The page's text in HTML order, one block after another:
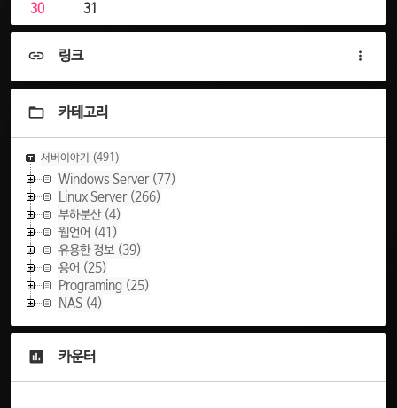
30 31
링크
카테고리
서버이야기 (491)
Windows Server(77)
Linux Server(266)
부하분산(4)
웹언어 (41)
유용한 정보(39)
용어 (25)
Programing (25)
NAS (4)
카운터